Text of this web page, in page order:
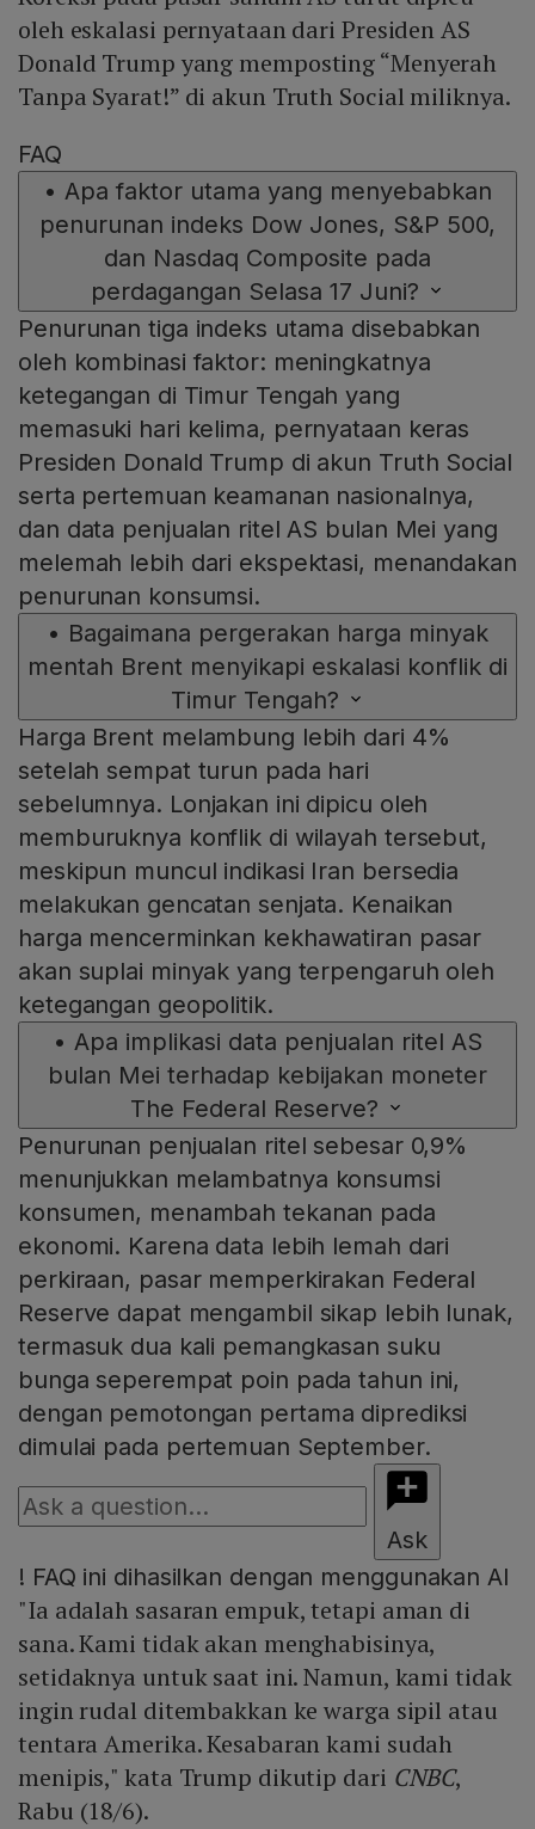
oleh eskalasi pernyataan dari Presiden AS
Donald Trump yang memposting “Menyerah
Tanpa Syarat!” di akun Truth Social miliknya.
FAQ
• Apa faktor utama yang menyebabkan
penurunan indeks Dow Jones, S&P 500,
dan Nasdaq Composite pada
perdagangan Selasa 17 Juni?
Penurunan tiga indeks utama disebabkan
oleh kombinasi faktor: meningkatnya
ketegangan di Timur Tengah yang
memasuki hari kelima, pernyataan keras
Presiden Donald Trump di akun Truth Social
serta pertemuan keamanan nasionalnya,
dan data penjualan ritel AS bulan Mei yang
melemah lebih dari ekspektasi, menandakan
penurunan konsumsi.
• Bagaimana pergerakan harga minyak
mentah Brent menyikapi eskalasi konflik di
Timur Tengah?
Harga Brent melambung lebih dari 4%
setelah sempat turun pada hari
sebelumnya. Lonjakan ini dipicu oleh
memburuknya konflik di wilayah tersebut,
meskipun muncul indikasi Iran bersedia
melakukan gencatan senjata. Kenaikan
harga mencerminkan kekhawatiran pasar
akan suplai minyak yang terpengaruh oleh
ketegangan geopolitik.
• Apa implikasi data penjualan ritel AS
bulan Mei terhadap kebijakan moneter
The Federal Reserve?
Penurunan penjualan ritel sebesar 0,9%
menunjukkan melambatnya konsumsi
konsumen, menambah tekanan pada
ekonomi. Karena data lebih lemah dari
perkiraan, pasar memperkirakan Federal
Reserve dapat mengambil sikap lebih lunak,
termasuk dua kali pemangkasan suku
bunga seperempat poin pada tahun ini,
dengan pemotongan pertama diprediksi
dimulai pada pertemuan September.
Ask
! FAQ ini dihasilkan dengan menggunakan AI
"Ia adalah sasaran empuk, tetapi aman di
sana. Kami tidak akan menghabisinya,
setidaknya untuk saat ini. Namun, kami tidak
ingin rudal ditembakkan ke warga sipil atau
tentara Amerika. Kesabaran kami sudah
menipis," kata Trump dikutip dari CNBC,
Rabu (18/6).